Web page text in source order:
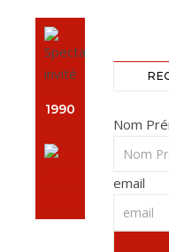
1990
Nom
email